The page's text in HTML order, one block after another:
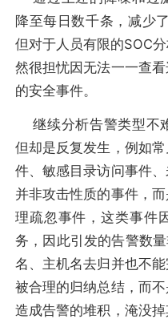
降至每日数千条，减少
但对于人员有限的SOC
然很担忧因无法一一查
的安全事件。
继续分析告警类型不
但却是反复发生，例如
件、敏感目录访问事件
并非攻击性质的事件，
理疏忽事件，这类事件
务，因此引发的告警数
名、主机名去归并也不
被合理的归纳总结，而
造成告警的堆积，淹没